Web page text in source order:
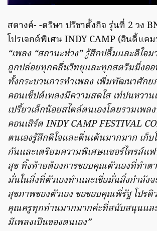
สตางค์- -ตริษา ปรีชาตั้งกิจ รุ่นที่ 2 วง
โปรเจกต์พิเศษ INDY CAMP (อินดี้แคม
“เพลง “สถานะห่วง” รู้สึกปลื้มและดีใจม
ถูกปล่อยทุกคลื่นวิทยุและทุกสตรีมมิ่งออ
ทั้งกระบวนการทำเพลง เพิ่มพัฒนาศัก
คอนเซ็ปต์เพลงมีความสดใส เท่ปนหวา
เปรี้ยวเล็กน้อยสไตล์ตนเองโดยรวมเพ
คอนเสิร์ต INDY CAMP FESTIVAL
ตนเองรู้สึกดีใจและตื่นเต้นมากมาก เก็
กันและเตรียมความพิเศษเเซอร์ไพรส์แ
สุข ทิ้งท้ายต้องการขอบคุณตัวเองที่ทำต
มั่นในสิ่งที่ตัวเองทำและเชื่อมั่นสิ่งกำลัง
สุขภาพของตัวเอง ขอขอบคุณพี่รัฐ โปรดิ
คุณครูทุกท่านมากมากค่ะที่สนับสนุนแล
มีเพลงเป็นของตนเอง”